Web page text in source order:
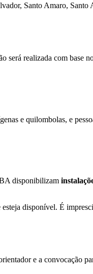
Santo Amaro, Santo
será realizada com base
e quilombolas, e
disponibilizam
esteja disponível. É
e a convocação